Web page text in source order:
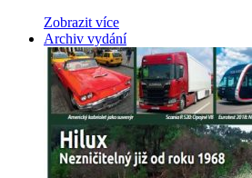
Zobrazit více
Archiv vydání